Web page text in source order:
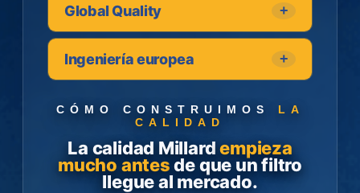
GlobalQuality
Ingenieríaeuropea
CÓMO CONSTRUIMOS LA
CALIDAD
La calidad Millardempieza
mucho antesde que un filtro
llegue al mercado.